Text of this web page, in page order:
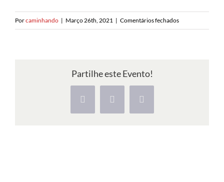
Porcaminhando | Março 26th, 2021 | Comentários fechadosem
Caminho
Partilhe este Evento!
Facebook
X Pinterest